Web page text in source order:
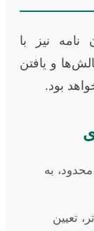
نیز با
و یافتن
بود.
به
تعیین